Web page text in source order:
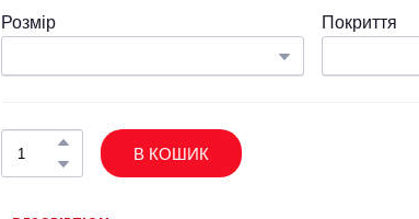
Розмір Покриття
В КОШИК